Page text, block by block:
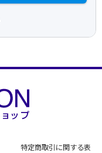
特定商取引に関する表